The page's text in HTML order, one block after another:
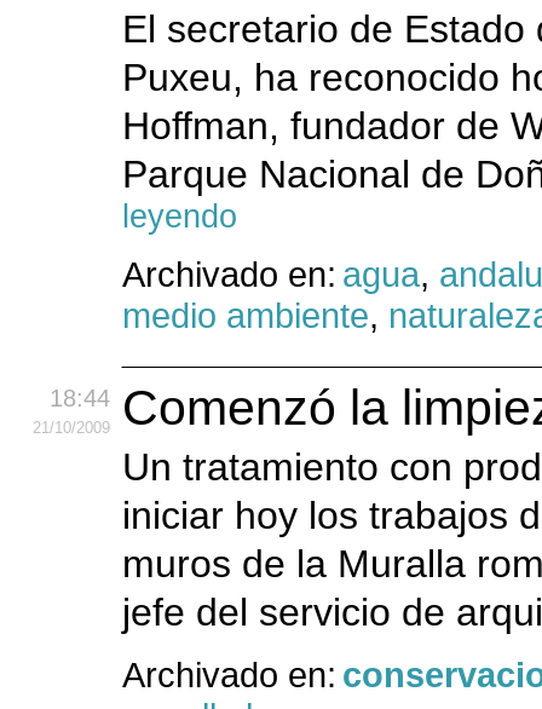
El secretario de
Puxeu, ha reconocido
Hoffman, fundador de
Parque Nacional de
leyendo
Archivado en: agua,
medio ambiente,
18:44
21/10/2009 Comenzó la
Un tratamiento con
iniciar hoy los trabajos
muros de la Muralla
jefe del servicio de
Archivado en: